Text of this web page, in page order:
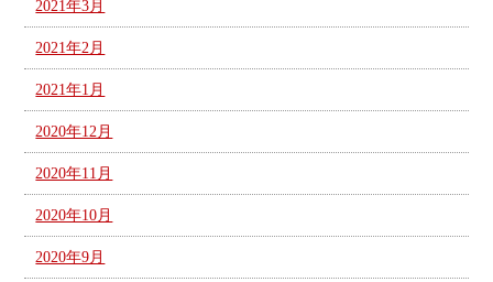
2021年3月
2021年2月
2021年1月
2020年12月
2020年11月
2020年10月
2020年9月